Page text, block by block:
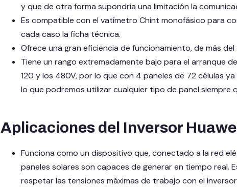
y que de otra forma supondría una limitación la
Es compatible con el vatímetro Chint monofásico para
cada caso la ficha técnica.
Ofrece una gran eficiencia de funcionamiento, de más
Tiene un rango extremadamente bajo para el arranque
120 y los 480V, por lo que con 4 paneles de 72 células
lo que podremos utilizar cualquier tipo de panel
Aplicaciones del Inversor
Funciona como un dispositivo que, conectado a la red
paneles solares son capaces de generar en tiempo real.
respetar las tensiones máximas de trabajo con el